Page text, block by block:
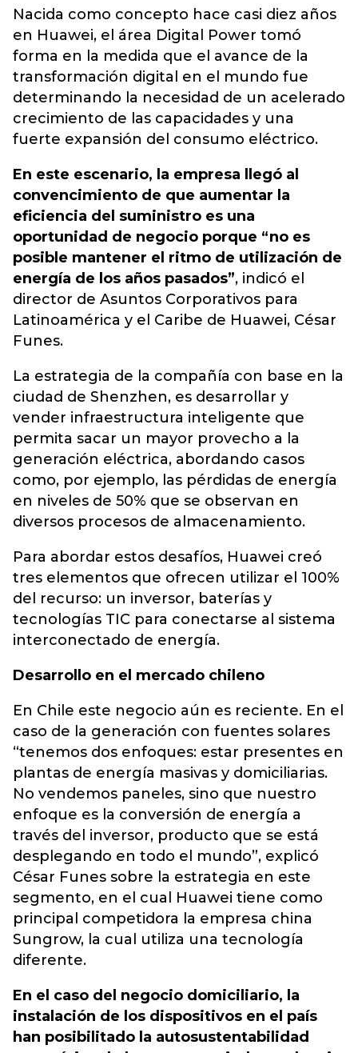
Nacida como concepto hace casi diez años
en Huawei, el área Digital Power tomó
forma en la medida que el avance de la
transformación digital en el mundo fue
determinando la necesidad de un acelerado
crecimiento de las capacidades y una
fuerte expansión del consumo eléctrico.
En este escenario, la empresa llegó al
convencimiento de que aumentar la
eficiencia del suministro es una
oportunidad de negocio porque “no es
posible mantener el ritmo de utilización de
energía de los años pasados”, indicó el
director de Asuntos Corporativos para
Latinoamérica y el Caribe de Huawei, César
Funes.
La estrategia de la compañía con base en la
ciudad de Shenzhen, es desarrollar y
vender infraestructura inteligente que
permita sacar un mayor provecho a la
generación eléctrica, abordando casos
como, por ejemplo, las pérdidas de energía
en niveles de 50% que se observan en
diversos procesos de almacenamiento.
Para abordar estos desafíos, Huawei creó
tres elementos que ofrecen utilizar el 100%
del recurso: un inversor, baterías y
tecnologías TIC para conectarse al sistema
interconectado de energía.
Desarrollo en el mercado chileno
En Chile este negocio aún es reciente. En el
caso de la generación con fuentes solares
“tenemos dos enfoques: estar presentes en
plantas de energía masivas y domiciliarias.
No vendemos paneles, sino que nuestro
enfoque es la conversión de energía a
través del inversor, producto que se está
desplegando en todo el mundo”, explicó
César Funes sobre la estrategia en este
segmento, en el cual Huawei tiene como
principal competidora la empresa china
Sungrow, la cual utiliza una tecnología
diferente.
En el caso del negocio domiciliario, la
instalación de los dispositivos en el país
han posibilitado la autosustentabilidad